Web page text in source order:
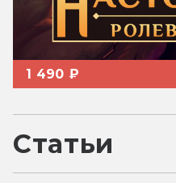
1 490 ₽
Статьи